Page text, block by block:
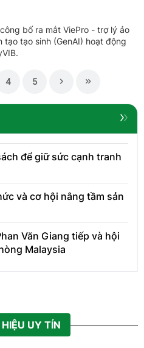
bố ra mắt ViePro - trợ lý ảo
tạo sinh (GenAI) hoạt động
4 5
để giữ sức cạnh tranh
và cơ hội nâng tầm sản
Văn Giang tiếp và hội
Malaysia
UY TÍN